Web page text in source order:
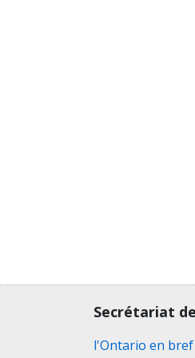
Contact, terms,
Secrétariat
l'Ontario en bref